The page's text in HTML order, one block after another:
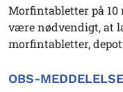
Morfintabletter på 10
være nødvendigt, at
morfintabletter,
OBS-MEDDELELSE